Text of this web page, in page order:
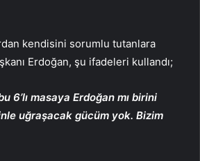
kendisini sorumlu tutanlara
Erdoğan, şu ifadeleri kullandı;
6’lı masaya Erdoğan mı birini
uğraşacak gücüm yok. Bizim